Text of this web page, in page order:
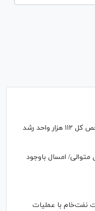
سبزپوشی گسترده بازار بورس؛ شاخص کل ۱۱۲ هزار واحد رشد
امسال باوجود
نفت‌خام با عملیات